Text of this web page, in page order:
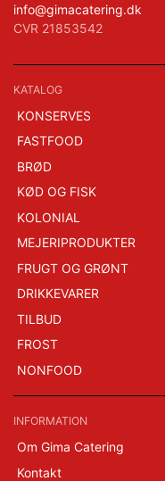
info@gimacatering.dk
CVR 21853542
KATALOG
KONSERVES
FASTFOOD
BRØD
KØD OG FISK
KOLONIAL
MEJERIPRODUKTER
FRUGT OG GRØNT
DRIKKEVARER
TILBUD
FROST
NONFOOD
INFORMATION
Om Gima Catering
Kontakt